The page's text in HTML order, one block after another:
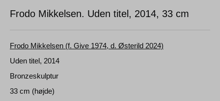
Frodo Mikkelsen. Uden titel, 2014, 33 cm
Frodo Mikkelsen (f. Give 1974, d. Østerild 2024)
Uden titel, 2014
Bronzeskulptur
33 cm (højde)